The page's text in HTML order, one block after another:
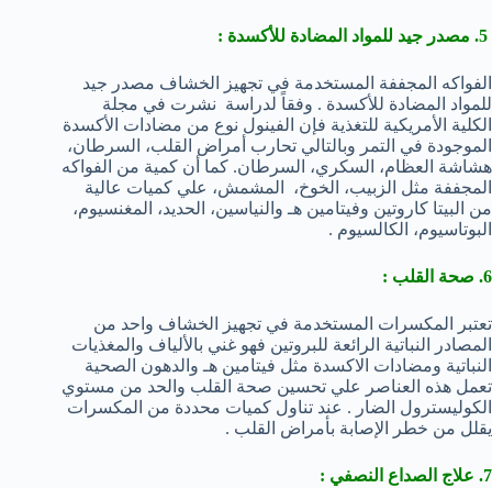
الفواكه المجففة المستخدمة في تجهيز الخشاف مصدر جيد
للمواد المضادة للأكسدة . وفقاً لدراسة نشرت في مجلة
الكلية الأمريكية للتغذية فإن الفينول نوع من مضادات الأكسدة
الموجودة في التمر وبالتالي تحارب أمراض القلب، السرطان،
هشاشة العظام، السكري، السرطان. كما أن كمية من الفواكه
المجففة مثل الزبيب، الخوخ، المشمش، علي كميات عالية
من البيتا كاروتين وفيتامين هـ والنياسين، الحديد، المغنسيوم،
البوتاسيوم، الكالسيوم .
6. صحة القلب :
تعتبر المكسرات المستخدمة في تجهيز الخشاف واحد من
المصادر النباتية الرائعة للبروتين فهو غني بالألياف والمغذيات
النباتية ومضادات الاكسدة مثل فيتامين هـ والدهون الصحية
تعمل هذه العناصر علي تحسين صحة القلب والحد من مستوي
الكوليسترول الضار . عند تناول كميات محددة من المكسرات
يقلل من خطر الإصابة بأمراض القلب .
7. علاج الصداع النصفي :